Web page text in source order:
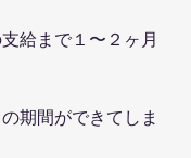
給まで１〜２ヶ月
期間ができてしま